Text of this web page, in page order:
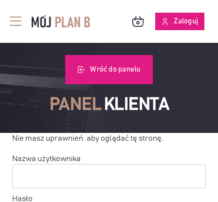
zawartości
Toggle
Navigation
SKUTECZNOŚĆ ANALIZ
Zaloguj
Wróć do panelu
PANEL KLIENTA
Nie masz uprawnień, aby oglądać tę stronę.
Nazwa użytkownika
Hasło